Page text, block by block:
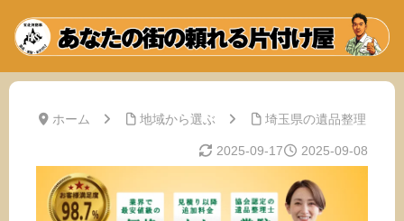
ホーム 地域から選ぶ 埼玉県の遺品整理
2025-09-08
2025-09-17